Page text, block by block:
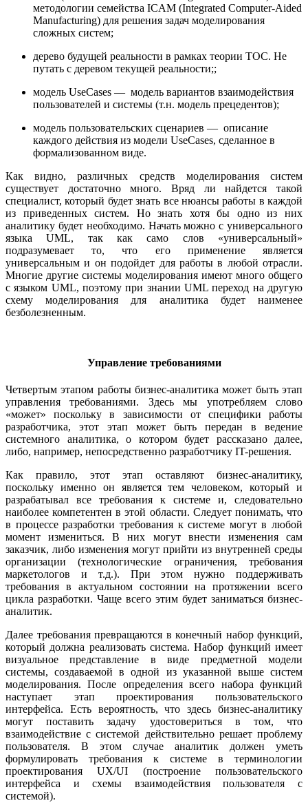
методологии семейства ICAM (Integrated Computer-Aided
Manufacturing) для решения задач моделирования
сложных систем;
дерево будущей реальности в рамках теории ТОС. Не
путать с деревом текущей реальности;;
модель UseCases — модель вариантов взаимодействия
пользователей и системы (т.н. модель прецедентов);
модель пользовательских сценариев — описание
каждого действия из модели UseCases, сделанное в
формализованном виде.
Как видно, различных средств моделирования систем
существует достаточно много. Вряд ли найдется такой
специалист, который будет знать все нюансы работы в каждой
из приведенных систем. Но знать хотя бы одно из них
аналитику будет необходимо. Начать можно с универсального
языка UML, так как само слов «универсальный»
подразумевает то, что его применение является
универсальным и он подойдет для работы в любой отрасли.
Многие другие системы моделирования имеют много общего
с языком UML, поэтому при знании UML переход на другую
схему моделирования для аналитика будет наименее
безболезненным.
Управление требованиями
Четвертым этапом работы бизнес-аналитика может быть этап
управления требованиями. Здесь мы употребляем слово
«может» поскольку в зависимости от специфики работы
разработчика, этот этап может быть передан в ведение
системного аналитика, о котором будет рассказано далее,
либо, например, непосредственно разработчику IT-решения.
Как правило, этот этап оставляют бизнес-аналитику,
поскольку именно он является тем человеком, который и
разрабатывал все требования к системе и, следовательно
наиболее компетентен в этой области. Следует понимать, что
в процессе разработки требования к системе могут в любой
момент измениться. В них могут внести изменения сам
заказчик, либо изменения могут прийти из внутренней среды
организации (технологические ограничения, требования
маркетологов и т.д.). При этом нужно поддерживать
требования в актуальном состоянии на протяжении всего
цикла разработки. Чаще всего этим будет заниматься бизнес-
аналитик.
Далее требования превращаются в конечный набор функций,
который должна реализовать система. Набор функций имеет
визуальное представление в виде предметной модели
системы, создаваемой в одной из указанной выше систем
моделирования. После определения всего набора функций
наступает этап проектирования пользовательского
интерфейса. Есть вероятность, что здесь бизнес-аналитику
могут поставить задачу удостовериться в том, что
взаимодействие с системой действительно решает проблему
пользователя. В этом случае аналитик должен уметь
формулировать требования к системе в терминологии
проектирования UX/UI (построение пользовательского
интерфейса и схемы взаимодействия пользователя с
системой).